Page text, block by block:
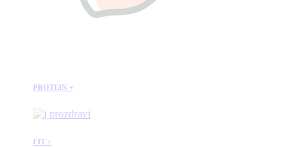
PROTEIN +
FIT +